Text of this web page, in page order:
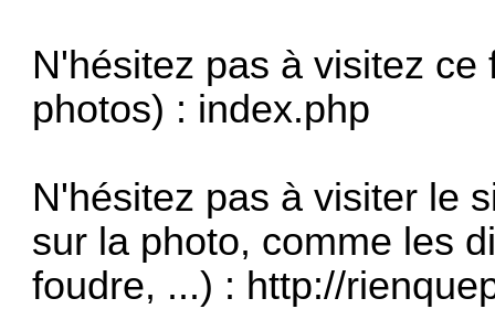
N'hésitez pas à visitez
photos) : index.php
N'hésitez pas à visiter le
sur la photo, comme les
foudre, ...) : http://